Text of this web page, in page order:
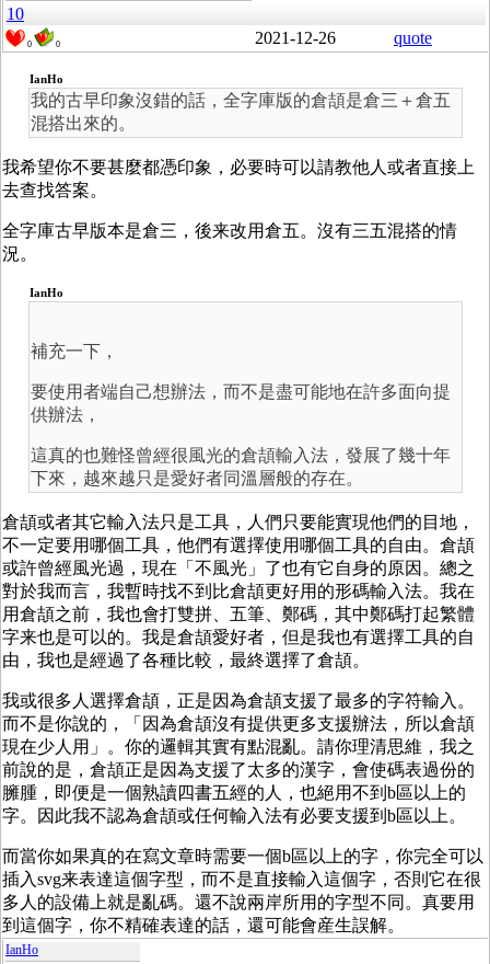
10
0 0 2021-12-26 quote
IanHo
我的古早印象沒錯的話，全字庫版的倉頡是倉三＋倉五
混搭出來的。
我希望你不要甚麼都憑印象，必要時可以請教他人或者直接上
去查找答案。
全字庫古早版本是倉三，後来改用倉五。沒有三五混搭的情
況。
IanHo
補充一下，
要使用者端自己想辦法，而不是盡可能地在許多面向提
供辦法，
這真的也難怪曾經很風光的倉頡輸入法，發展了幾十年
下來，越來越只是愛好者同溫層般的存在。
倉頡或者其它輸入法只是工具，人們只要能實現他們的目地，
不一定要用哪個工具，他們有選擇使用哪個工具的自由。倉頡
或許曾經風光過，現在「不風光」了也有它自身的原因。總之
對於我而言，我暫時找不到比倉頡更好用的形碼輸入法。我在
用倉頡之前，我也會打雙拼、五筆、鄭碼，其中鄭碼打起繁體
字来也是可以的。我是倉頡愛好者，但是我也有選擇工具的自
由，我也是經過了各種比較，最終選擇了倉頡。
我或很多人選擇倉頡，正是因為倉頡支援了最多的字符輸入。
而不是你說的，「因為倉頡沒有提供更多支援辦法，所以倉頡
現在少人用」。你的邏輯其實有點混亂。請你理清思維，我之
前說的是，倉頡正是因為支援了太多的漢字，會使碼表過份的
臃腫，即便是一個熟讀四書五經的人，也絕用不到b區以上的
字。因此我不認為倉頡或任何輸入法有必要支援到b區以上。
而當你如果真的在寫文章時需要一個b區以上的字，你完全可以
插入svg来表達這個字型，而不是直接輸入這個字，否則它在很
多人的設備上就是亂碼。還不說兩岸所用的字型不同。真要用
到這個字，你不精確表達的話，還可能會産生誤解。
IanHo